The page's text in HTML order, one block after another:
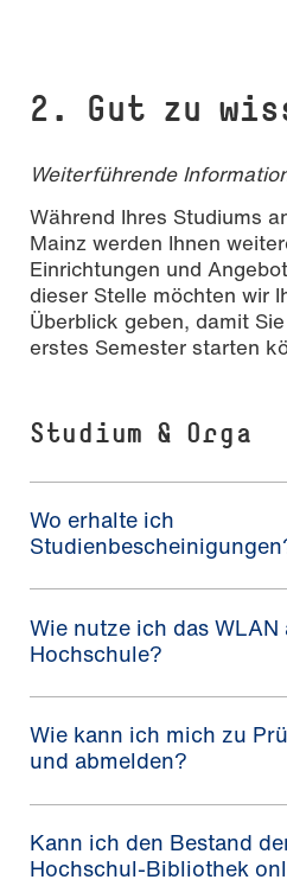
2. Gut zu
Weiterführende
Während Ihres Studiums
Mainz werden Ihnen
Einrichtungen und
dieser Stelle möchten wir
Überblick geben, damit
erstes Semester starten
Studium & Orga
Wo erhalte ich
Wie nutze ich das WLAN
Hochschule?
Wie kann ich mich zu
und abmelden?
Kann ich den Bestand
Hochschul-Bibliothek